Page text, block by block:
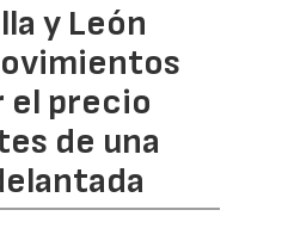
y León
el precio
de una